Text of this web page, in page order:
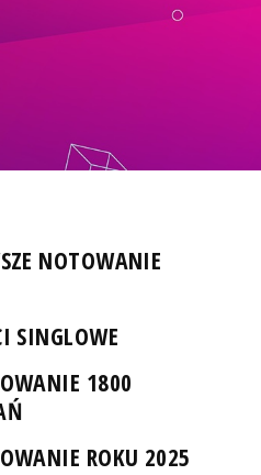
NOTOWANIE
SINGLOWE
1800
ROKU 2025